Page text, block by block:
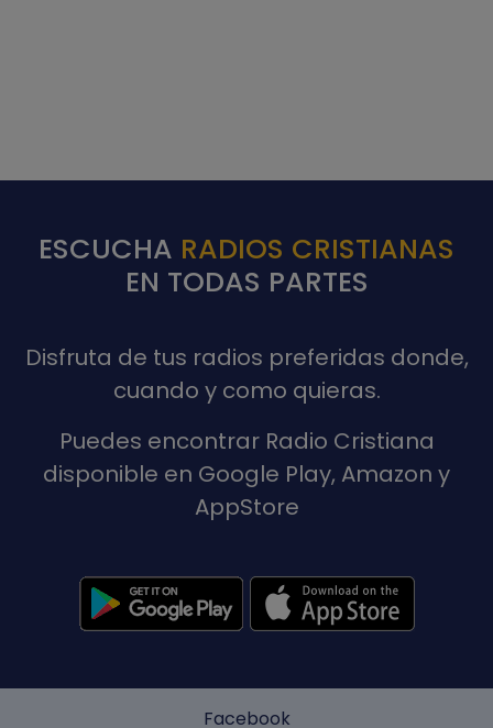
ESCUCHA RADIOS CRISTIANAS
EN TODAS PARTES
Disfruta de tus radios preferidas donde,
cuando y como quieras.
Puedes encontrar Radio Cristiana
disponible en Google Play, Amazon y
AppStore
Facebook